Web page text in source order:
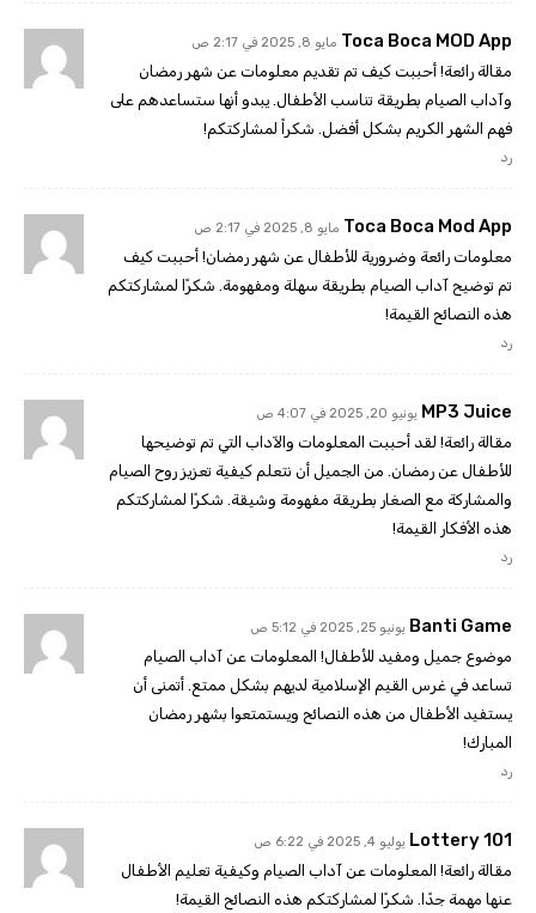
Toca Boca MOD App مايو 8, 2025 في 2:17 ص
مقالة رائعة! أحببت كيف تم تقديم معلومات عن شهر رمضان
وآداب الصيام بطريقة تناسب الأطفال. يبدو أنها ستساعدهم على
فهم الشهر الكريم بشكل أفضل. شكراً لمشاركتكم!
رد
Toca Boca Mod App مايو 8, 2025 في 2:17 ص
معلومات رائعة وضرورية للأطفال عن شهر رمضان! أحببت كيف
تم توضيح آداب الصيام بطريقة سهلة ومفهومة. شكرًا لمشاركتكم
هذه النصائح القيمة!
رد
MP3 Juice يونيو 20, 2025 في 4:07 ص
مقالة رائعة! لقد أحببت المعلومات والآداب التي تم توضيحها
للأطفال عن رمضان. من الجميل أن نتعلم كيفية تعزيز روح الصيام
والمشاركة مع الصغار بطريقة مفهومة وشيقة. شكرًا لمشاركتكم
هذه الأفكار القيمة!
رد
Banti Game يونيو 25, 2025 في 5:12 ص
موضوع جميل ومفيد للأطفال! المعلومات عن آداب الصيام
تساعد في غرس القيم الإسلامية لديهم بشكل ممتع. أتمنى أن
يستفيد الأطفال من هذه النصائح ويستمتعوا بشهر رمضان
المبارك!
رد
101 Lottery يوليو 4, 2025 في 6:22 ص
مقالة رائعة! المعلومات عن آداب الصيام وكيفية تعليم الأطفال
عنها مهمة جدًا. شكرًا لمشاركتكم هذه النصائح القيمة!